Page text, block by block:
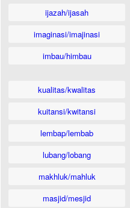
ijazah/ijasah
imaginasi/imajinasi
imbau/himbau
kualitas/kwalitas
kuitansi/kwitansi
lembap/lembab
lubang/lobang
makhluk/mahluk
masjid/mesjid